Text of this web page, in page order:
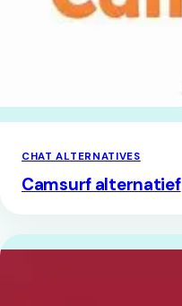
CHAT ALTERNATIVES
Camsurf alternatief